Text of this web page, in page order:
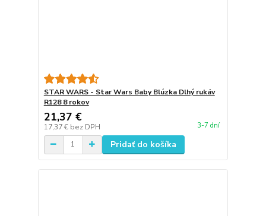
STAR WARS - Star Wars Baby Blúzka Dlhý rukáv
R128 8 rokov
21,37 €
17,37 € bez DPH 3-7 dní
Pridať do košíka